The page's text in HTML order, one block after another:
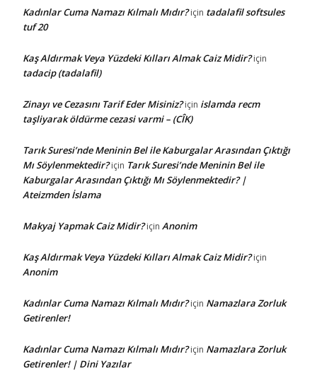
Kadınlar Cuma Namazı Kılmalı Mıdır?için tadalafil softsules
tuf 20
Kaş Aldırmak Veya Yüzdeki Kılları Almak Caiz Midir?için
tadacip (tadalafil)
Zinayı ve Cezasını Tarif Eder Misiniz?için islamda recm
taşliyarak öldürme cezasi varmi – (CÎK)
Tarık Suresi’nde Meninin Bel ile Kaburgalar Arasından Çıktığı
Mı Söylenmektedir?için Tarık Suresi’nde Meninin Bel ile
Kaburgalar Arasından Çıktığı Mı Söylenmektedir? |
Ateizmden İslama
Makyaj Yapmak Caiz Midir?için Anonim
Kaş Aldırmak Veya Yüzdeki Kılları Almak Caiz Midir?için
Anonim
Kadınlar Cuma Namazı Kılmalı Mıdır?için Namazlara Zorluk
Getirenler!
Kadınlar Cuma Namazı Kılmalı Mıdır?için Namazlara Zorluk
Getirenler! | Dini Yazılar